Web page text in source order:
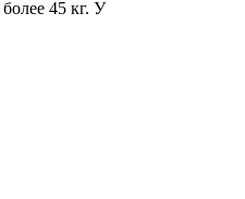
45 кг. У